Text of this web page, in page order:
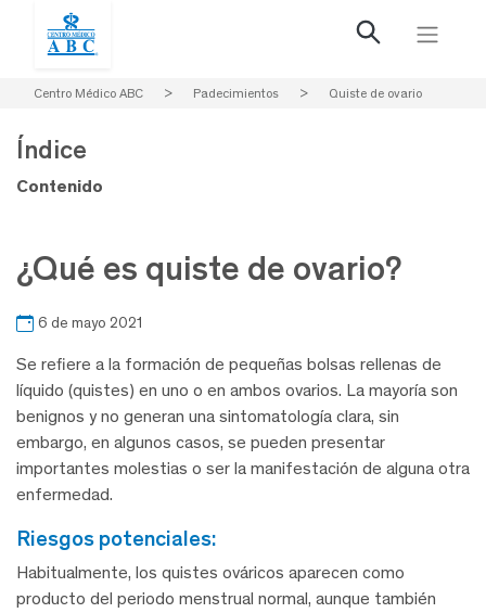
Centro Médico ABC > Padecimientos > Quiste de ovario
¿Qué es quiste de ovario?
6 de mayo 2021
Se refiere a la formación de pequeñas bolsas rellenas de
líquido (quistes) en uno o en ambos ovarios. La mayoría son
benignos y no generan una sintomatología clara, sin
embargo, en algunos casos, se pueden presentar
importantes molestias o ser la manifestación de alguna otra
enfermedad.
riesgos potenciales:
Habitualmente, los quistes ováricos aparecen como
producto del periodo menstrual normal, aunque también
Índice
Contenido